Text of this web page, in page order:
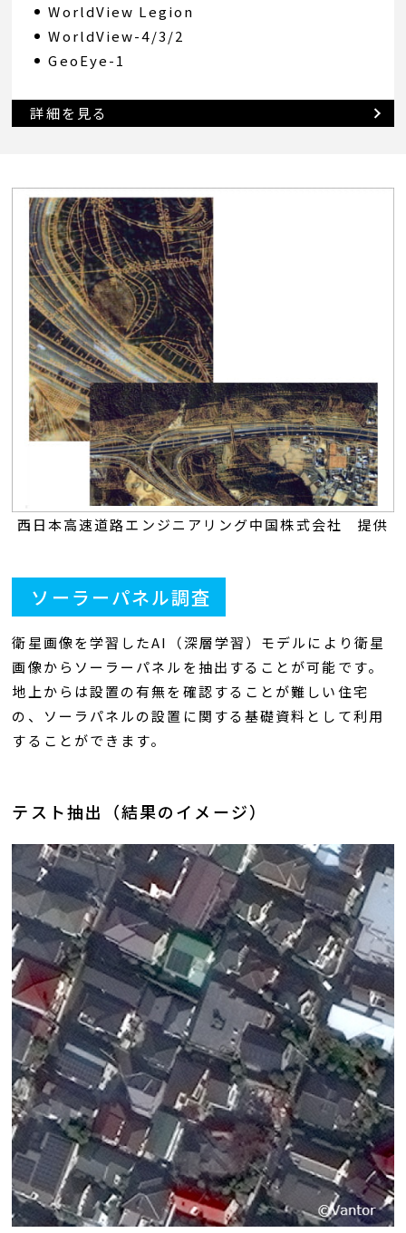
WorldView Legion
WorldView-4/3/2
GeoEye-1
詳細を見る
西日本高速道路エンジニアリング中国株式会社 提供
ソーラーパネル調査
衛星画像を学習したAI（深層学習）モデルにより衛星
画像からソーラーパネルを抽出することが可能です。
地上からは設置の有無を確認することが難しい住宅
の、ソーラパネルの設置に関する基礎資料として利用
することができます。
テスト抽出（結果のイメージ）